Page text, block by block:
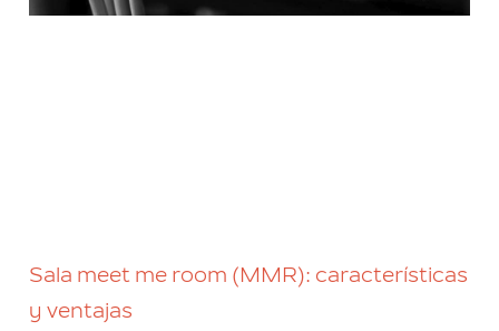
Sala meet me room (MMR): características
y ventajas